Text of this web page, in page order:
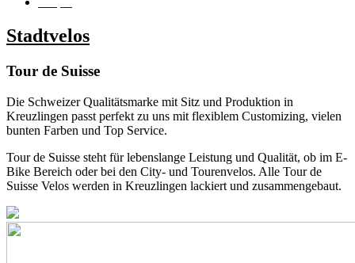
Stadtvelos
Tour de Suisse
Die Schweizer Qualitätsmarke mit Sitz und Produktion in
Kreuzlingen passt perfekt zu uns mit flexiblem Customizing, vielen
bunten Farben und Top Service.
Tour de Suisse steht für lebenslange Leistung und Qualität, ob im E-
Bike Bereich oder bei den City- und Tourenvelos. Alle Tour de
Suisse Velos werden in Kreuzlingen lackiert und zusammengebaut.